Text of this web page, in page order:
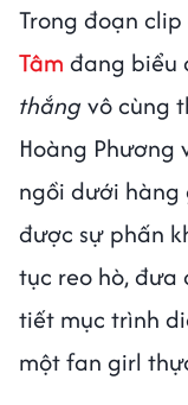
Trong đoạn
Tâm đang biểu
thắngvô cùng
Hoàng Phương
ngồi dưới hàng
được sự phấn
tục reo hò, đưa
tiết mục trình
một fan girl